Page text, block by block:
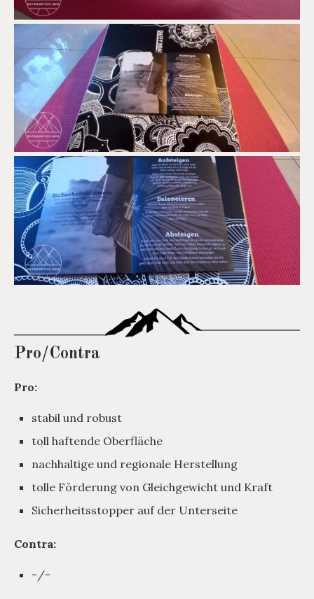
Pro/Contra
Pro:
stabil und robust
toll haftende Oberfläche
nachhaltige und regionale Herstellung
tolle Förderung von Gleichgewicht und Kraft
Sicherheitsstopper auf der Unterseite
Contra:
-/-